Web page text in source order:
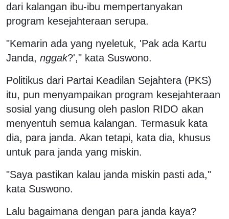
dari kalangan ibu-ibu mempertanyakan
program kesejahteraan serupa.
"Kemarin ada yang nyeletuk, 'Pak ada Kartu
Janda, nggak?'," kata Suswono.
Politikus dari Partai Keadilan Sejahtera (PKS)
itu, pun menyampaikan program kesejahteraan
sosial yang diusung oleh paslon RIDO akan
menyentuh semua kalangan. Termasuk kata
dia, para janda. Akan tetapi, kata dia, khusus
untuk para janda yang miskin.
"Saya pastikan kalau janda miskin pasti ada,"
kata Suswono.
Lalu bagaimana dengan para janda kaya?